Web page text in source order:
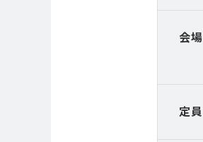
会場
定員